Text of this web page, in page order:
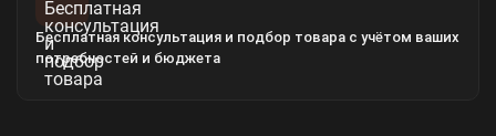
Бесплатная консультация и подбор товара с учётом ваших
потребностей и бюджета